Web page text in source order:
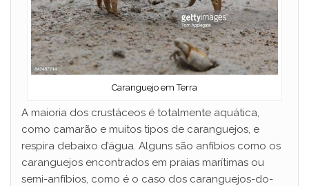
Caranguejo em Terra
A maioria dos crustáceos é totalmente aquática,
como camarão e muitos tipos de caranguejos, e
respira debaixo d’água. Alguns são anfíbios como os
caranguejos encontrados em praias marítimas ou
semi-anfíbios, como é o caso dos caranguejos-do-